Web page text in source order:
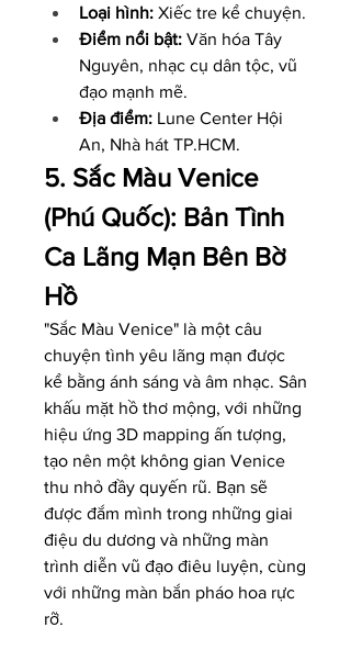
Loại hình: Xiếc tre kể chuyện.
Điểm nổi bật: Văn hóa Tây
Nguyên, nhạc cụ dân tộc, vũ
đạo mạnh mẽ.
Địa điểm: Lune Center Hội
An, Nhà hát TP.HCM.
5. Sắc Màu Venice
(Phú Quốc): Bản Tình
Ca Lãng Mạn Bên Bờ
Hồ
"Sắc Màu Venice" là một câu
chuyện tình yêu lãng mạn được
kể bằng ánh sáng và âm nhạc. Sân
khấu mặt hồ thơ mộng, với những
hiệu ứng 3D mapping ấn tượng,
tạo nên một không gian Venice
thu nhỏ đầy quyến rũ. Bạn sẽ
được đắm mình trong những giai
điệu du dương và những màn
trình diễn vũ đạo điêu luyện, cùng
với những màn bắn pháo hoa rực
rỡ.